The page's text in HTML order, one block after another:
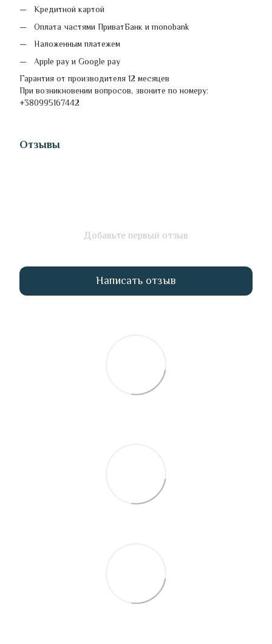
Кредитной картой
Оплата частями ПриватБанк и monobank
Наложенным платежем
Apple pay и Google pay
Гарантия от производителя 12 месяцев
При возникновении вопросов, звоните по номеру:
+380995167442
Отзывы
Добавьте первый отзыв
Написать отзыв